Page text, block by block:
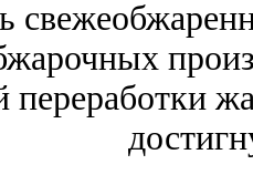
переработки